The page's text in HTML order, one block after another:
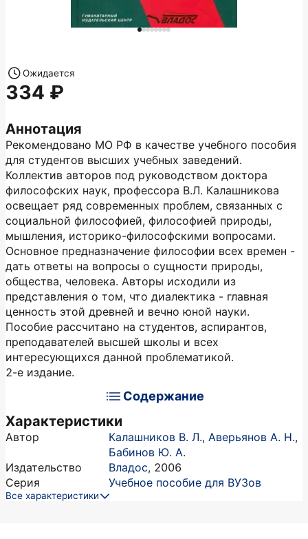
Аннотация
Рекомендовано МО РФ в качестве учебного пособия
для студентов высших учебных заведений.
Коллектив авторов под руководством доктора
философских наук, профессора В.Л. Калашникова
освещает ряд современных проблем, связанных с
социальной философией, философией природы,
мышления, историко-философскими вопросами.
Основное предназначение философии всех времен -
дать ответы на вопросы о сущности природы,
общества, человека. Авторы исходили из
представления о том, что диалектика - главная
ценность этой древней и вечно юной науки.
Пособие рассчитано на студентов, аспирантов,
преподавателей высшей школы и всех
интересующихся данной проблематикой.
2-е издание.
Содержание
Характеристики
Автор Калашников В. Л., Аверьянов А. Н.,
Бабинов Ю. А.
Издательство
Владос, 2006
Серия
Учебное пособие для ВУЗов
Все характеристики
Ожидается
334